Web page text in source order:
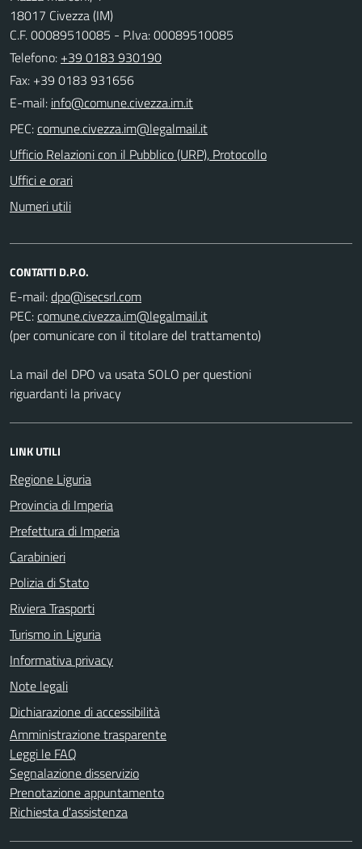
18017 Civezza (IM)
C.F. 00089510085 - P.Iva: 00089510085
Telefono: +39 0183 930190
Fax: +39 0183 931656
E-mail:
PEC:
Ufficio Relazioni con il Pubblico (URP), Protocollo
Uffici e orari
Numeri utili
CONTATTI D.P.O.
E-mail:
PEC:
(per comunicare con il titolare del trattamento)
La mail del DPO va usata SOLO per questioni
riguardanti la privacy
LINK UTILI
Regione Liguria
Provincia di Imperia
Prefettura di Imperia
Carabinieri
Polizia di Stato
Riviera Trasporti
Turismo in Liguria
Informativa privacy
Note legali
Dichiarazione di accessibilità
Amministrazione trasparente
Leggi le FAQ
Segnalazione disservizio
Prenotazione appuntamento
Richiesta d'assistenza